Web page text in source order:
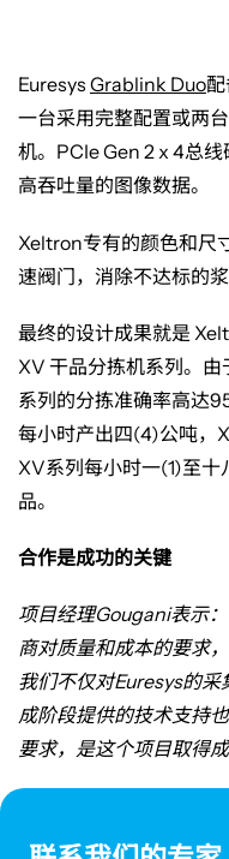
Euresys Grablink Duo
一台采用完整配置或两
机。 PCIe Gen 2 x 4总线
高吞吐量的图像数据。
Xeltron专有的颜色和尺
速阀门，消除不达标的
最终的设计成果就是
XV 干品分拣机系列。由
系列的分拣准确率高达
每小时产出四(4)公吨，
XV系列每小时一(1)至十
品。
合作是成功的关键
项目经理Gougani表示
商对质量和成本的要求
我们不仅对Euresys的采
成阶段提供的技术支持
要求，是这个项目取得